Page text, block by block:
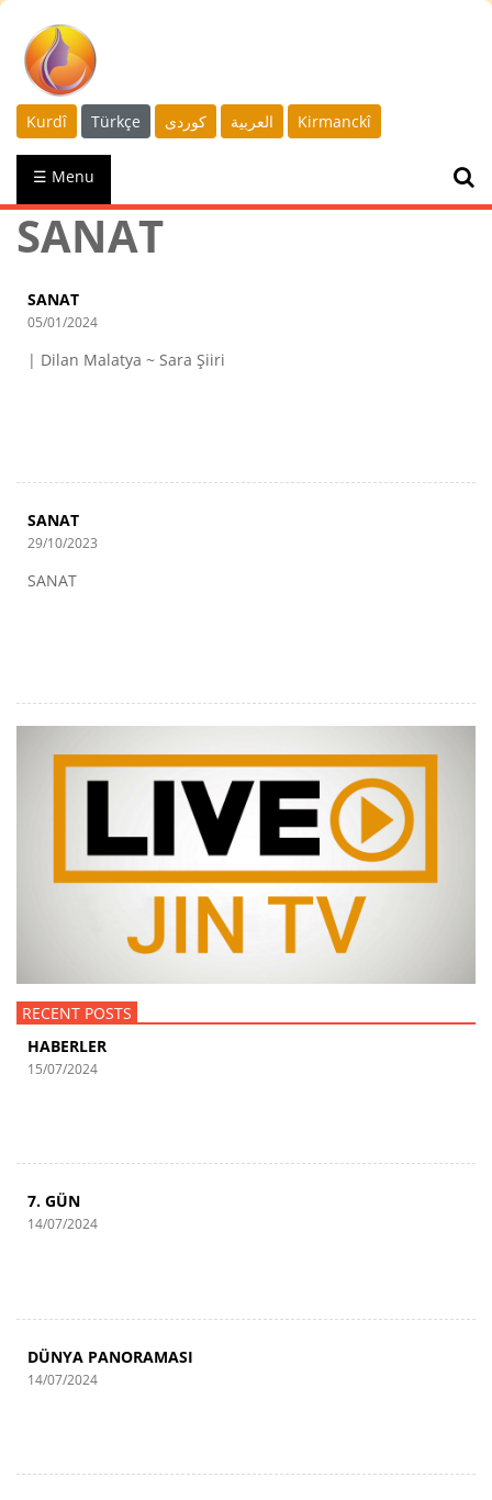
Kurdî Türkçe كوردى العربية Kirmanckî
☰ Menu
SANAT
SANAT
05/01/2024
| Dilan Malatya ~ Sara Şiiri
SANAT
29/10/2023
SANAT
RECENT POSTS
HABERLER
15/07/2024
7. GÜN
14/07/2024
DÜNYA PANORAMASI
14/07/2024